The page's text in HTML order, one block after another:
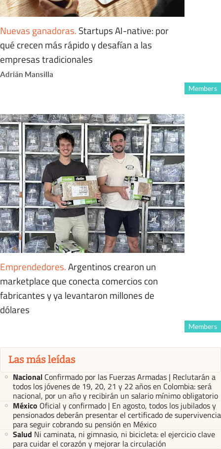
Nuevas ganadoras. Startups AI-native: por
qué crecen más rápido y desafían a las
empresas tradicionales
Adrián Mansilla
Members
Emprendedores.Argentinos crearon un
marketplace que conecta comercios con
fabricantes y ya levantaron millones de
dólares
Members
Las más leídas
Nacional Confirmado por las Fuerzas Armadas | Reclutarán a
todos los jóvenes de 19, 20, 21 y 22 años en Colombia: será
nacional, por un año y recibirán un salario mínimo obligatorio
México Oficial y confirmado | En agosto, todos los jubilados y
pensionados deberán presentar el certificado de supervivencia
para seguir cobrando su pensión en México
Salud Ni caminata, ni gimnasio, ni bicicleta: el ejercicio clave
para cuidar el corazón y mejorar la circulación